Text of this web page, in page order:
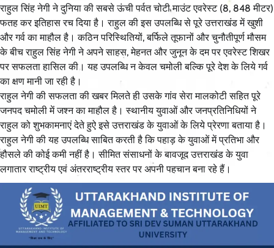
राहुल सिंह नेगी ने दुनिया की सबसे ऊंची पर्वत चोटी माउंट एवरेस्ट (8, 848 मीटर)
फतह कर इतिहास रच दिया है। राहुल की इस उपलब्धि से पूरे उत्तराखंड में खुशी
और गर्व का माहौल है। कठिन परिस्थितियों, बर्फिले तूफानों और चुनौतीपूर्ण मौसम
के बीच राहुल सिंह नेगी ने अपने साहस, मेहनत और जुनून के दम पर एवरेस्ट शिखर
पर सफलता हासिल की। यह उपलब्धि न केवल चमोली बल्कि पूरे देश के लिये गर्व
का क्षण मानी जा रही है।
राहुल नेगी की सफलता की खबर मिलते ही उसके गांव सेरा मालकोटी सहित पूरे
जनपद चमोली में जश्न का माहौल है। स्थानीय युवाओं और जनप्रतिनिधियों ने
राहुल को शुभकामनाएं देते हुऐ इसे उत्तराखंड के युवाओं के लिये प्रेरणा बताया है।
राहुल नेगी की यह उपलब्धि साबित करती है कि पहाड़ के युवाओं में प्रतिभा और
हौसले की कोई कमी नहीं है। सीमित संसाधनों के बावजूद उत्तराखंड के युवा
लगातार राष्ट्रीय एवं अंतरराष्ट्रीय स्तर पर अपनी पहचान बना रहे हैं।